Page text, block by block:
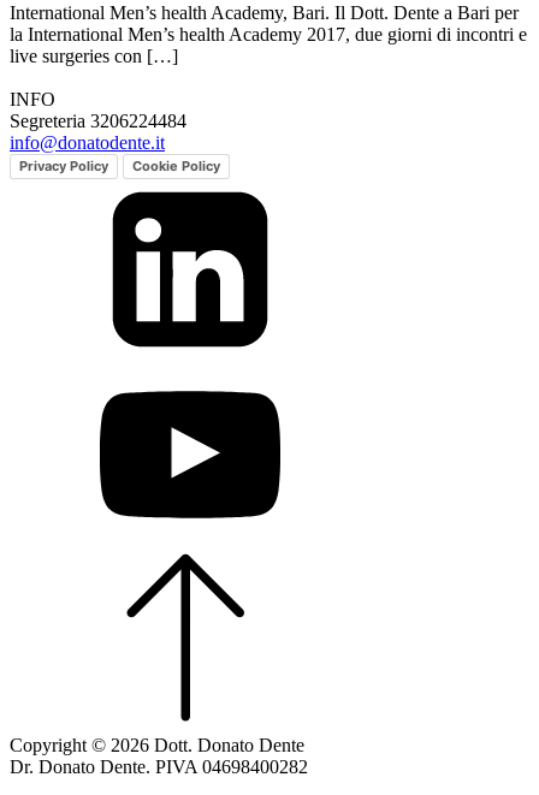
International Men’s health Academy, Bari. Il Dott. Dente a Bari per
la International Men’s health Academy 2017, due giorni di incontri e
live surgeries con […]
INFO
Segreteria 3206224484
info@donatodente.it
Privacy Policy Cookie Policy
Copyright © 2026 Dott. Donato Dente
Dr. Donato Dente. PIVA 04698400282